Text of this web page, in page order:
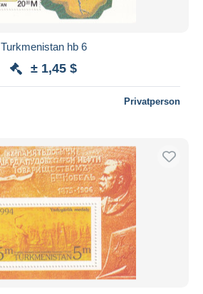
Turkmenistan hb 6
± 1,45 $
Privatperson